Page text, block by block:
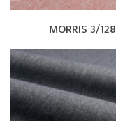
MORRIS 3/128